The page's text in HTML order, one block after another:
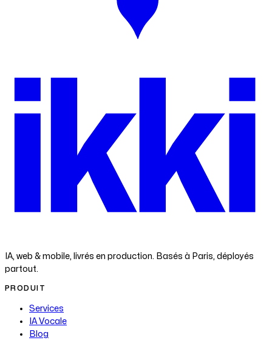
ikki
IA, web & mobile, livrés en production. Basés à Paris, déployés
partout.
PRODUIT
Services
IA Vocale
Blog